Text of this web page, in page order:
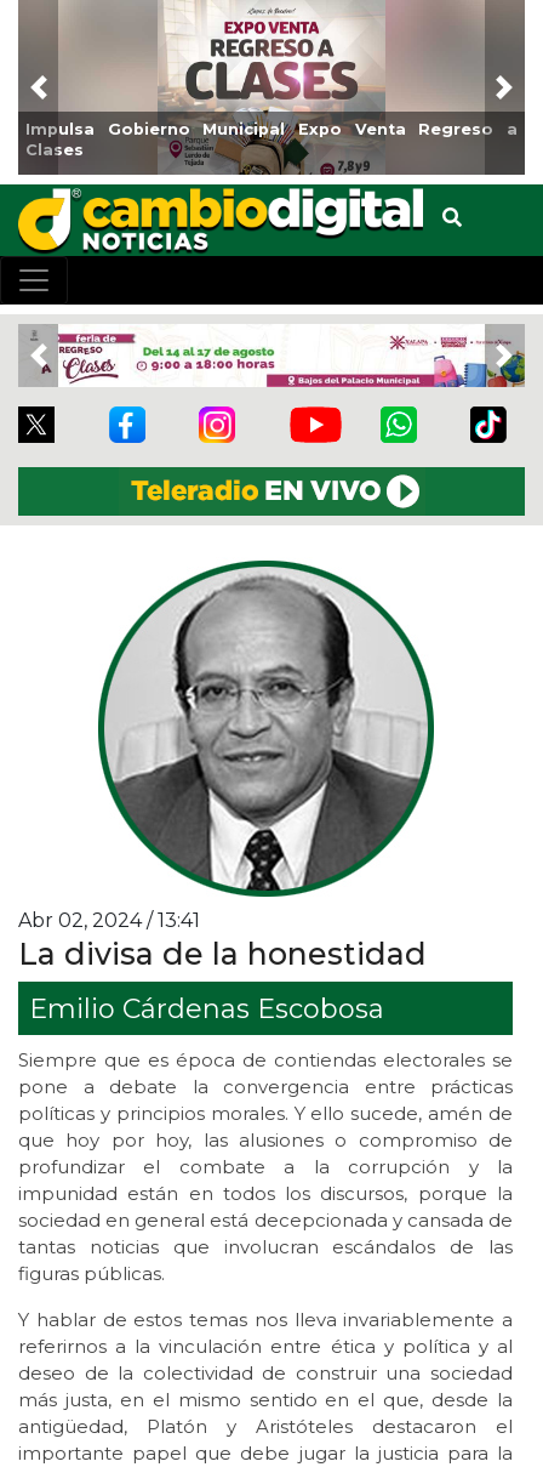
a
Reabrirá Coatzacoalcos la Alberca Semiolímpica
Centro
Previous
Previous
Abr 02, 2024 / 13:41
La divisa de la honestidad
Emilio Cárdenas Escobosa
Siempre que es época de contiendas electorales se
pone a debate la convergencia entre prácticas
políticas y principios morales. Y ello sucede, amén de
que hoy por hoy, las alusiones o compromiso de
profundizar el combate a la corrupción y la
impunidad están en todos los discursos, porque la
sociedad en general está decepcionada y cansada de
tantas noticias que involucran escándalos de las
figuras públicas.
Y hablar de estos temas nos lleva invariablemente a
referirnos a la vinculación entre ética y política y al
deseo de la colectividad de construir una sociedad
más justa, en el mismo sentido en el que, desde la
antigüedad, Platón y Aristóteles destacaron el
importante papel que debe jugar la justicia para la